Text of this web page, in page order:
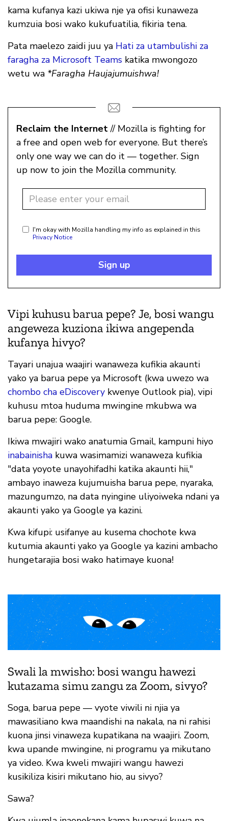
kama kufanya kazi ukiwa nje ya ofisi kunaweza
kumzuia bosi wako kukufuatilia, fikiria tena.
Pata maelezo zaidi juu ya Hati za utambulishi za
faragha za Microsoft Teams katika mwongozo
wetu wa *Faragha Haujajumuishwa!
Reclaim the Internet// Mozilla is fighting for
a free and open web for everyone. But there’s
only one way we can do it — together. Sign
up now to join the Mozilla community.
I'm okay with Mozilla handling my info as explained in this
Privacy Notice
Sign up
Vipi kuhusu barua pepe? Je, bosi wangu
angeweza kuziona ikiwa angependa
kufanya hivyo?
Tayari unajua waajiri wanaweza kufikia akaunti
yako ya barua pepe ya Microsoft (kwa uwezo wa
chombo cha eDiscovery kwenye Outlook pia), vipi
kuhusu mtoa huduma mwingine mkubwa wa
barua pepe: Google.
Ikiwa mwajiri wako anatumia Gmail, kampuni hiyo
inabainisha kuwa wasimamizi wanaweza kufikia
"data yoyote unayohifadhi katika akaunti hii,"
ambayo inaweza kujumuisha barua pepe, nyaraka,
mazungumzo, na data nyingine uliyoiweka ndani ya
akaunti yako ya Google ya kazini.
Kwa kifupi: usifanye au kusema chochote kwa
kutumia akaunti yako ya Google ya kazini ambacho
hungetarajia bosi wako hatimaye kuona!
Swali la mwisho: bosi wangu hawezi
kutazama simu zangu za Zoom, sivyo?
Soga, barua pepe — vyote viwili ni njia ya
mawasiliano kwa maandishi na nakala, na ni rahisi
kuona jinsi vinaweza kupatikana na waajiri. Zoom,
kwa upande mwingine, ni programu ya mikutano
ya video. Kwa kweli mwajiri wangu hawezi
kusikiliza kisiri mikutano hio, au sivyo?
Sawa?